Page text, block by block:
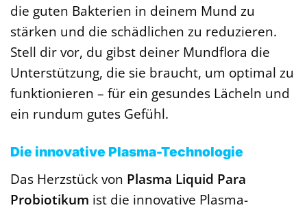
die guten Bakterien in deinem Mund zu
stärken und die schädlichen zu reduzieren.
Stell dir vor, du gibst deiner Mundflora die
Unterstützung, die sie braucht, um optimal zu
funktionieren – für ein gesundes Lächeln und
ein rundum gutes Gefühl.
Die innovative Plasma-Technologie
Das Herzstück von Plasma Liquid Para
Probiotikum ist die innovative Plasma-